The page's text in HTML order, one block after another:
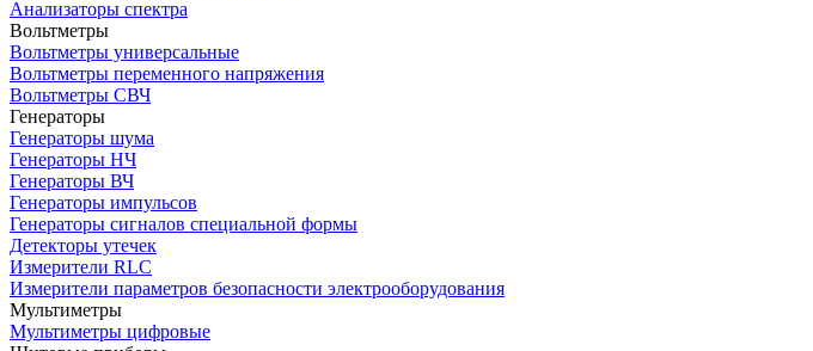
Анализаторы спектра
Вольтметры
Вольтметры универсальные
Вольтметры переменного напряжения
Вольтметры СВЧ
Генераторы
Генераторы шума
Генераторы НЧ
Генераторы ВЧ
Генераторы импульсов
Генераторы сигналов специальной формы
Детекторы утечек
Измерители RLC
Измерители параметров безопасности электрооборудования
Мультиметры
Мультиметры цифровые